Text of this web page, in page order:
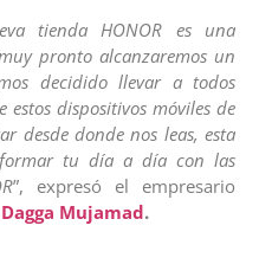
tienda HONOR es una
pronto alcanzaremos un
decidido llevar a todos
dispositivos móviles de
desde donde nos leas, esta
tu día a día con las
”, expresó el empresario
Mujamad.